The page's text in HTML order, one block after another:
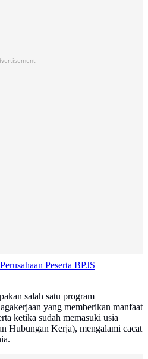
Peserta BPJS
salah satu program
yang memberikan manfaat
ketika sudah memasuki usia
Hubungan Kerja), mengalami cacat